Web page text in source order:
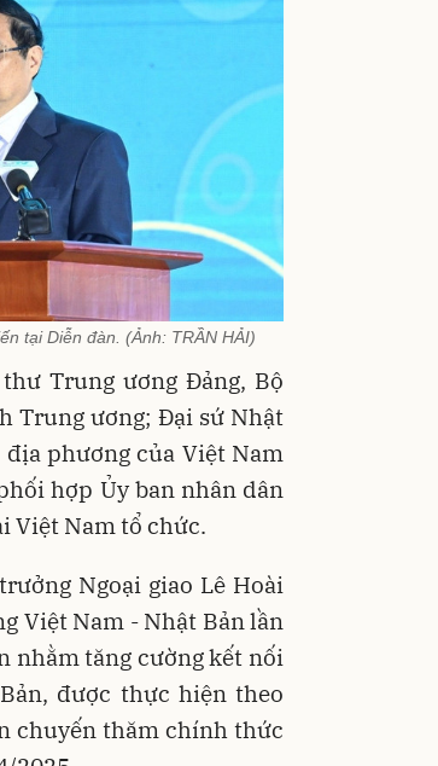
tại Diễn đàn. (Ảnh: TRẦN HẢI)
Trung ương Đảng, Bộ
Trung ương; Đại sứ Nhật
phương của Việt Nam
hợp Ủy ban nhân dân
Việt Nam tổ chức.
Ngoại giao Lê Hoài
Việt Nam - Nhật Bản lần
nhằm tăng cường kết nối
được thực hiện theo
chuyến thăm chính thức